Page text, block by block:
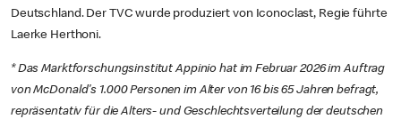
Deutschland. Der TVC wurde produziert von Iconoclast, Regie führte
Laerke Herthoni.
* Das Marktforschungsinstitut Appinio hat im Februar 2026 im Auftrag
von McDonald's 1.000 Personen im Alter von 16 bis 65 Jahren befragt,
repräsentativ für die Alters- und Geschlechtsverteilung der deutschen